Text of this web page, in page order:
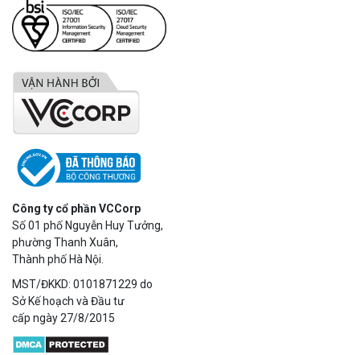
Công ty cổ phần VCCorp
Số 01 phố Nguyễn Huy Tưởng,
phường Thanh Xuân,
Thành phố Hà Nội.
MST/ĐKKD: 0101871229 do
Sở Kế hoạch và Đầu tư
cấp ngày 27/8/2015